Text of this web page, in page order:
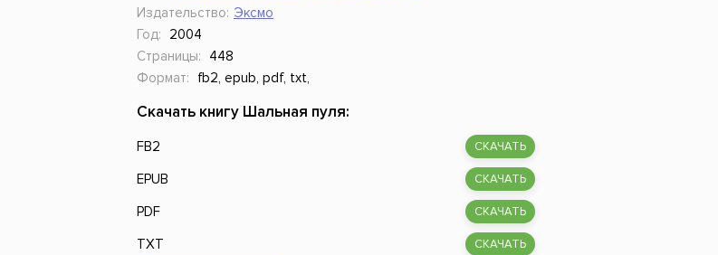
Издательство: Эксмо
Год:
2004
Страницы:
448
Формат:
fb2, epub, pdf, txt,
Скачать книгу Шальная пуля:
FB2 СКАЧАТЬ
EPUB СКАЧАТЬ
PDF СКАЧАТЬ
TXT СКАЧАТЬ